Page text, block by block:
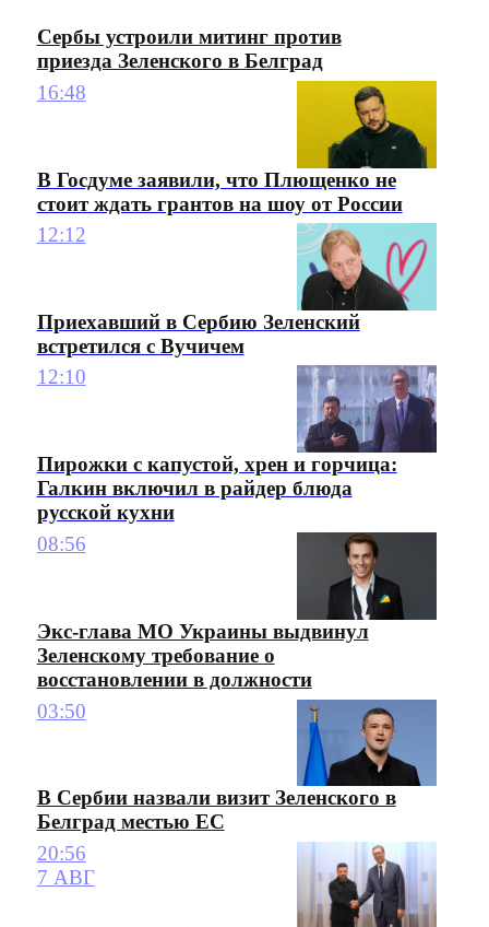
Сербы устроили митинг против
приезда Зеленского в Белград
16:48
В Госдуме заявили, что Плющенко не
стоит ждать грантов на шоу от России
12:12
Приехавший в Сербию Зеленский
встретился с Вучичем
12:10
Пирожки с капустой, хрен и горчица:
Галкин включил в райдер блюда
русской кухни
08:56
Экс-глава МО Украины выдвинул
Зеленскому требование о
восстановлении в должности
03:50
В Сербии назвали визит Зеленского в
Белград местью ЕС
20:56
7 АВГ